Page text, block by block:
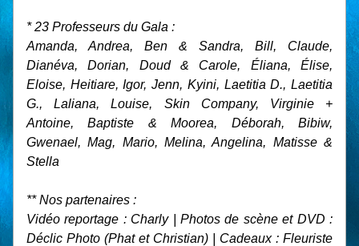
* 23 Professeurs du Gala :
Amanda, Andrea, Ben & Sandra, Bill, Claude,
Dianéva, Dorian, Doud & Carole, Éliana, Élise,
Eloise, Heitiare, Igor, Jenn, Kyini, Laetitia D., Laetitia
G., Laliana, Louise, Skin Company, Virginie +
Antoine, Baptiste & Moorea, Déborah, Bibiw,
Gwenael, Mag, Mario, Melina, Angelina, Matisse &
Stella
** Nos partenaires :
Vidéo reportage : Charly | Photos de scène et DVD :
Déclic Photo (Phat et Christian) | Cadeaux : Fleuriste